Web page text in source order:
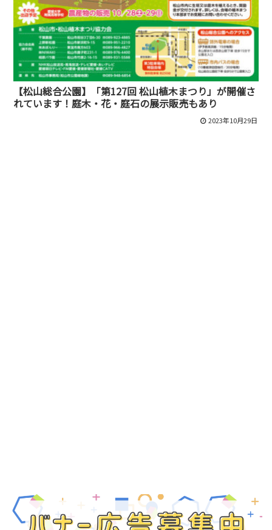
【松山総合公園】「第127回 松山植木まつり」が開催さ
れています！庭木・花・庭石の展示販売もあり
2023年10月29日